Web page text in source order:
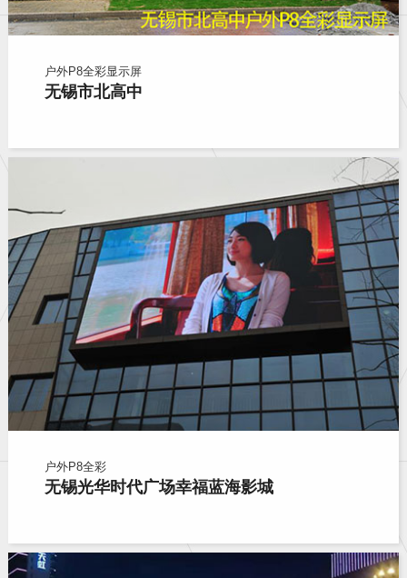
户外P8全彩显示屏
无锡市北高中
户外P8全彩
无锡光华时代广场幸福蓝海影城